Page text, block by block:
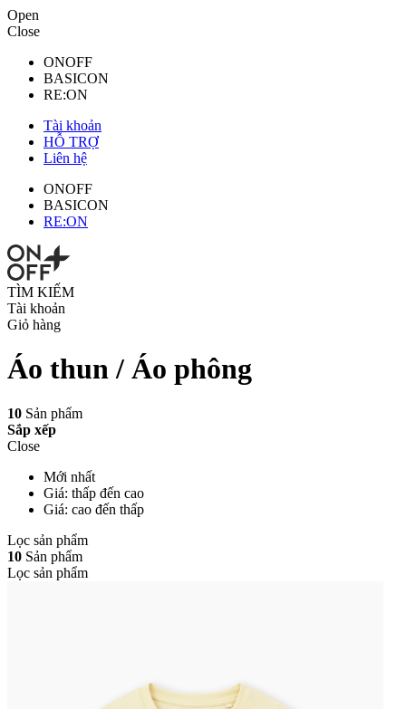
Open
Close
ONOFF
BASICON
RE:ON
Tài khoản
HỖ TRỢ
Liên hệ
ONOFF
BASICON
RE:ON
TÌM KIẾM
Tài khoản
Giỏ hàng
Áo thun / Áo phông
10 Sản phẩm
Sắp xếp
Close
Mới nhất
Giá: thấp đến cao
Giá: cao đến thấp
Lọc sản phẩm
10 Sản phẩm
Lọc sản phẩm